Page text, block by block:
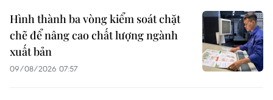
Hình thành ba vòng kiểm soát chặt
chẽ để nâng cao chất lượng ngành
xuất bản
09/08/2026 07:57